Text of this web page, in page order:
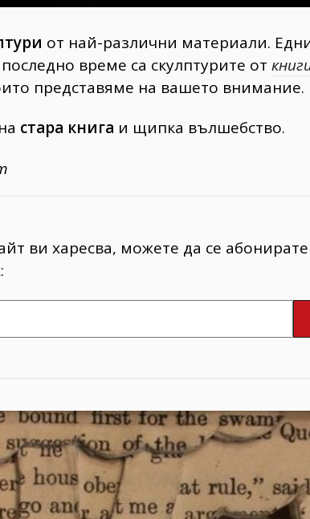
от най-различни материали.
време са скулптурите от
представяме на вашето внимание.
стара книга и щипка вълшебство.
ви харесва, можете да се